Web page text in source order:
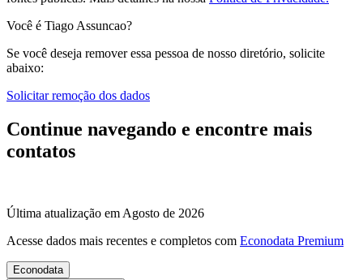
Você é Tiago Assuncao?
Se você deseja remover essa pessoa de nosso diretório, solicite
abaixo:
Solicitar remoção dos dados
Continue navegando e encontre mais
contatos
Última atualização em Agosto de 2026
Acesse dados mais recentes e completos com Econodata Premium
Econodata